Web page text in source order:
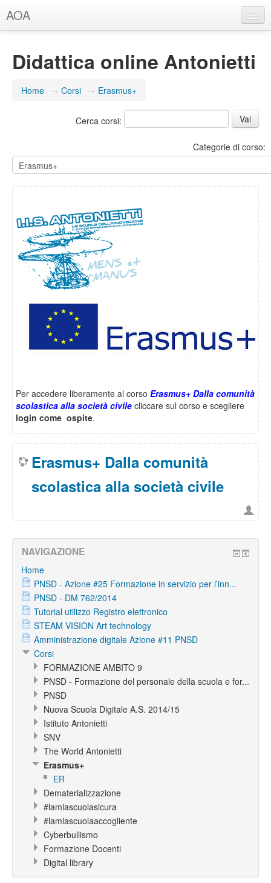
AOA
Non sei collegato. (Login
Didattica online Antonietti
Home → Corsi → Erasmus+
Cerca corsi:
Categorie di corso:
Per accedere liberamente al corso Erasmus+ Dalla comunità
scolastica alla società civile cliccare sul corso e scegliere
login come ospite.
Erasmus+ Dalla comunità
scolastica alla società civile
NAVIGAZIONE
Home
PNSD - Azione #25 Formazione in servizio per l’inn...
PNSD - DM 762/2014
Tutorial utilizzo Registro elettronico
STEAM VISION Art technology
Amministrazione digitale Azione #11 PNSD
Corsi
FORMAZIONE AMBITO 9
PNSD - Formazione del personale della scuola e for...
PNSD
Nuova Scuola Digitale A.S. 2014/15
Istituto Antonietti
SNV
The World Antonietti
Erasmus+
ER
Dematerializzazione
#lamiascuolasicura
#lamiascuolaaccogliente
Cyberbullismo
Formazione Docenti
Digital library